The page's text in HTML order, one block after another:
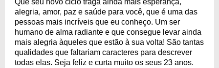
Que seu novo ciclo traga ainda mais esperança,
alegria, amor, paz e saúde para você, que é uma das
pessoas mais incríveis que eu conheço. Um ser
humano de alma radiante e que consegue levar ainda
mais alegria àqueles que estão à sua volta! São tantas
qualidades que faltariam caracteres para descrever
todas elas. Seja feliz e curta muito os seus 23 anos.